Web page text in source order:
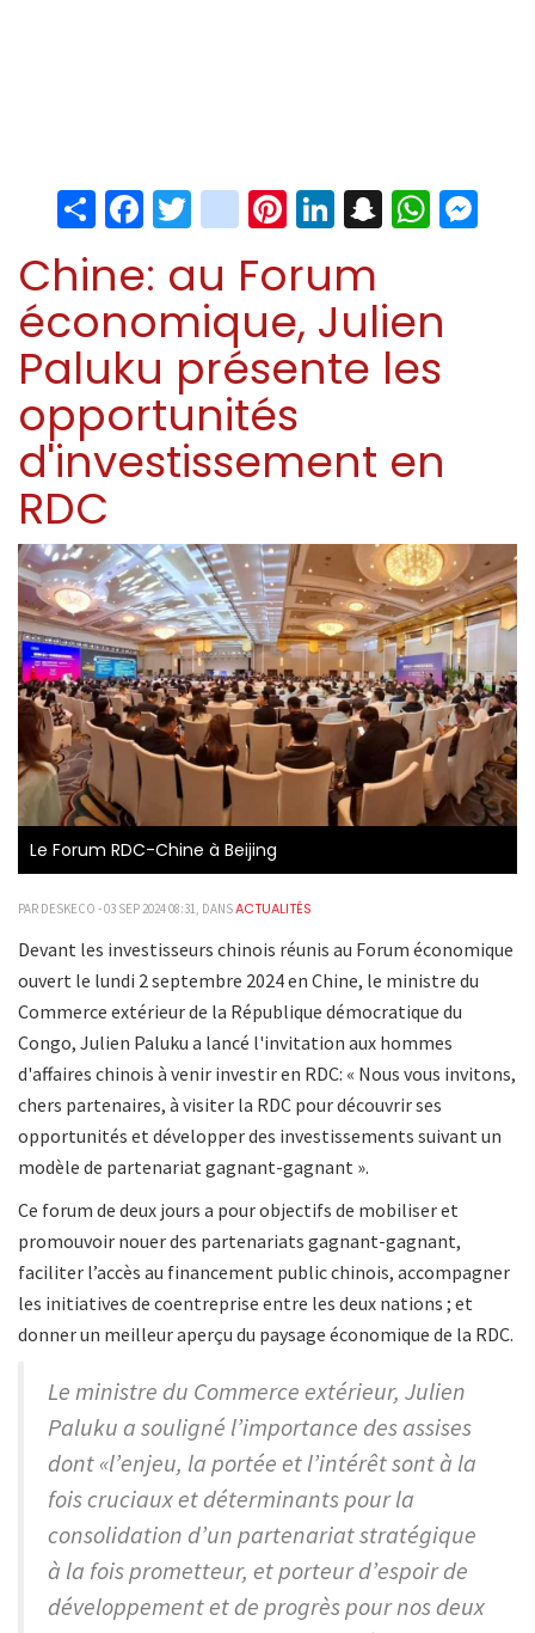
ShareFacebook
Twitter
instagram
Pinterest
LinkedIn
Snapchat
Chine: au Forum
économique, Julien
Paluku présente les
opportunités
d'investissement en
RDC
Le Forum RDC-Chine à Beijing
PAR DESKECO - 03 SEP 2024 08:31, DANSACTUALITÉS
Devant les investisseurs chinois réunis au Forum économique
ouvert le lundi 2 septembre 2024 en Chine, le ministre du
Commerce extérieur de la République démocratique du
Congo, Julien Paluku a lancé l'invitation aux hommes
d'affaires chinois à venir investir en RDC: « Nous vous invitons,
chers partenaires, à visiter la RDC pour découvrir ses
opportunités et développer des investissements suivant un
modèle de partenariat gagnant-gagnant ».
Ce forum de deux jours a pour objectifs de mobiliser et
promouvoir nouer des partenariats gagnant-gagnant,
faciliter l’accès au financement public chinois, accompagner
les initiatives de coentreprise entre les deux nations ; et
donner un meilleur aperçu du paysage économique de la RDC.
Le ministre du Commerce extérieur, Julien
Paluku a souligné l’importance des assises
dont «l’enjeu, la portée et l’intérêt sont à la
fois cruciaux et déterminants pour la
consolidation d’un partenariat stratégique
à la fois prometteur, et porteur d’espoir de
développement et de progrès pour nos deux